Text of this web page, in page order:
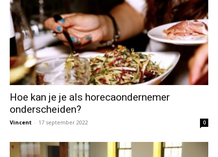
Hoe kan je je als horecaondernemer
onderscheiden?
Vincent - 17 september 2022 0